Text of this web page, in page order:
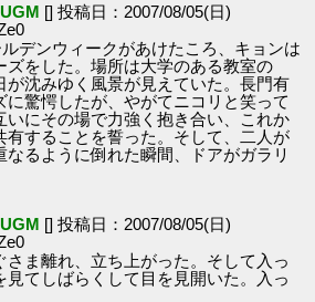
[] 投稿日：2007/08/05(日)
デンウィークがあけたころ、キョンは
ズをした。場所は大学のある教室の
が沈みゆく風景が見えていた。長門有
に驚愕したが、やがてニコリと笑って
いにその場で力強く抱き合い、これか
有することを誓った。そして、二人が
なるように倒れた瞬間、ドアがガラリ
[] 投稿日：2007/08/05(日)
ま離れ、立ち上がった。そして入っ
見てしばらくして目を見開いた。入っ